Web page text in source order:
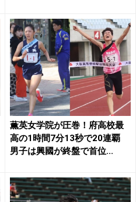
薫英女学院が圧巻！府高校最
高の1時間7分13秒で20連覇
男子は興國が終盤で首位...